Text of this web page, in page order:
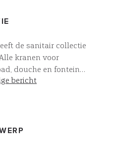
de sanitair collectie
kranen voor
douche en fontein
inbouwkranen te
bericht